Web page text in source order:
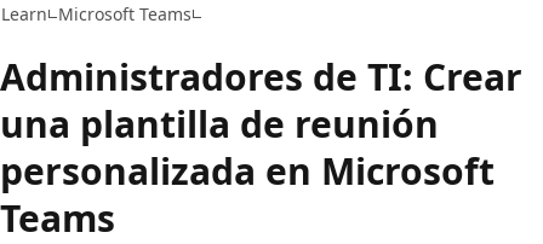
Learn Microsoft Teams
Administradores de TI: Crear
una plantilla de reunión
personalizada en Microsoft
Teams